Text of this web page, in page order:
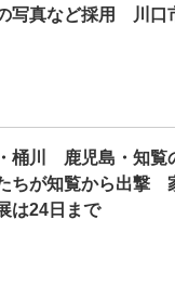
写真など採用 川口
川 鹿児島・知覧
ちが知覧から出撃
は24日まで